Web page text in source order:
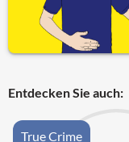
Entdecken Sie auch:
True Crime